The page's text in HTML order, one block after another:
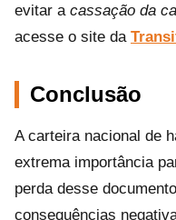
evitar a cassação da
acesse o site da
Conclusão
A carteira nacional de
extrema importância
perda desse
consequências